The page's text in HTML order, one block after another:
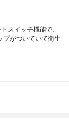
スイッチ機能で、
プがついていて衛生